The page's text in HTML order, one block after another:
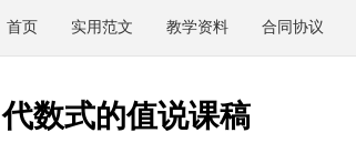
首页 实用范文 教学资料 合同协议
代数式的值说课稿